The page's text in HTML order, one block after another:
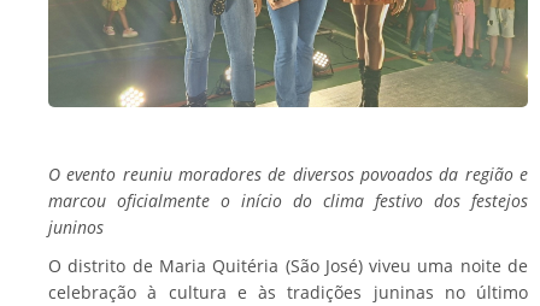
O evento reuniu moradores de diversos povoados da região e
marcou oficialmente o início do clima festivo dos festejos
juninos
O distrito de Maria Quitéria (São José) viveu uma noite de
celebração à cultura e às tradições juninas no último